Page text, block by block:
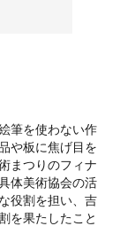
筆を使わない作
や板に焦げ目を
まつりのフィナ
体美術協会の活
役割を担い、吉
を果たしたこと